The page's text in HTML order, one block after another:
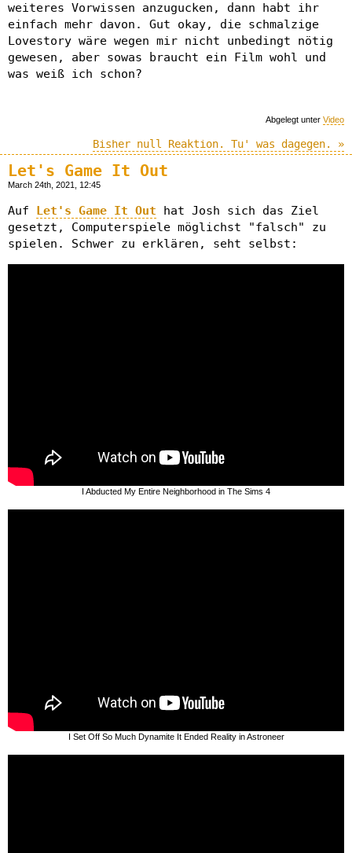
weiteres Vorwissen anzugucken, dann habt ihr
einfach mehr davon. Gut okay, die schmalzige
Lovestory wäre wegen mir nicht unbedingt nötig
gewesen, aber sowas braucht ein Film wohl und
was weiß ich schon?
Abgelegt unter Video
Bisher null Reaktion. Tu' was dagegen. »
Let's Game It Out
March 24th, 2021, 12:45
Auf Let's Game It Out hat Josh sich das Ziel
gesetzt, Computerspiele möglichst "falsch" zu
spielen. Schwer zu erklären, seht selbst:
I Abducted My Entire Neighborhood in The Sims 4
I Set Off So Much Dynamite It Ended Reality in Astroneer